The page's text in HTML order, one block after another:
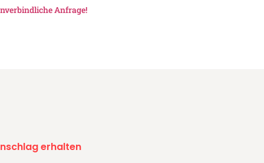
Anfrage!
erhalten